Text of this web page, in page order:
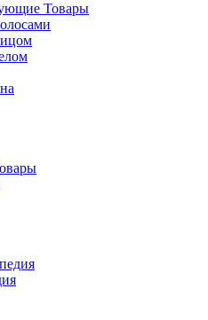
Товары